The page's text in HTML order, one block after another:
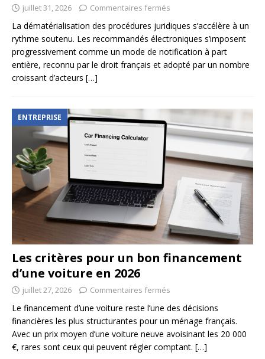
juillet 31, 2026 Commentaires fermés
La dématérialisation des procédures juridiques s’accélère à un
rythme soutenu. Les recommandés électroniques s’imposent
progressivement comme un mode de notification à part
entière, reconnu par le droit français et adopté par un nombre
croissant d’acteurs […]
ENTREPRISE
Les critères pour un bon financement
d’une voiture en 2026
juillet 27, 2026 Commentaires fermés
Le financement d’une voiture reste l’une des décisions
financières les plus structurantes pour un ménage français.
Avec un prix moyen d’une voiture neuve avoisinant les 20 000
€, rares sont ceux qui peuvent régler comptant. […]